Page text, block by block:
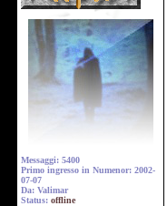
Messaggi: 5400
Primo ingresso in Numenor: 2002-
07-07
Da: Valimar
Status: offline